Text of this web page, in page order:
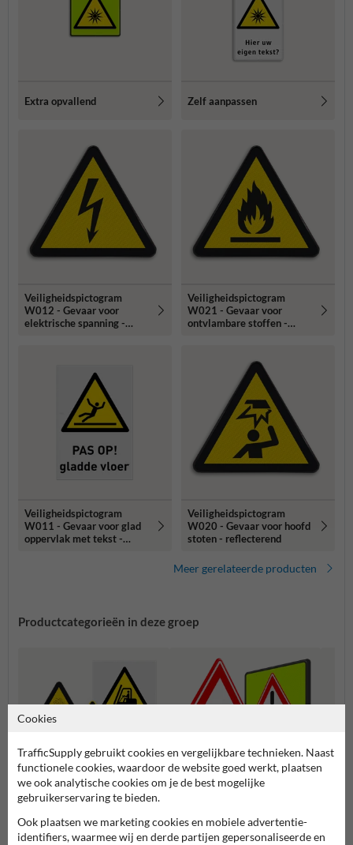
Extra opvallend Zelf aanpassen
Veiligheidspictogram
W012 - Gevaar voor
elektrische spanning -
Veiligheidspictogram
W021 - Gevaar voor
ontvlambare stoffen -
Veiligheidspictogram
W011 - Gevaar voor glad
oppervlak met tekst -
Veiligheidspictogram
W020 - Gevaar voor hoofd
stoten - reflecterend
Meer gerelateerde producten
Productcategorieën in deze groep
n
serie)
Cookies
TrafficSupply gebruikt cookies en vergelijkbare technieken. Naast
functionele cookies, waardoor de website goed werkt, plaatsen
we ook analytische cookies om je de best mogelijke
gebruikerservaring te bieden.
Ook plaatsen we marketing cookies en mobiele advertentie-
identifiers, waarmee wij en derde partijen gepersonaliseerde en